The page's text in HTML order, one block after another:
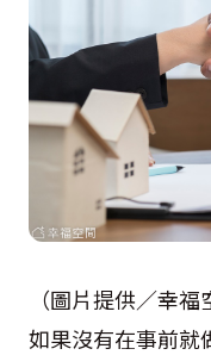
（圖片提供／幸福
如果沒有在事前就